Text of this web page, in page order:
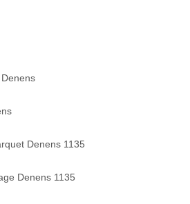
Denens 1135
Denens 1135